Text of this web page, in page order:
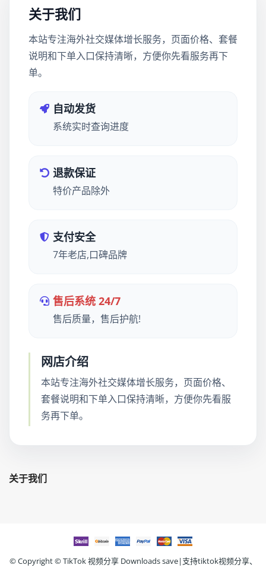
关于我们
本站专注海外社交媒体增长服务，页面价格、套餐
说明和下单入口保持清晰，方便你先看服务再下
单。
自动发货
系统实时查询进度
退款保证
特价产品除外
支付安全
7年老店,口碑品牌
售后系统 24/7
售后质量，售后护航!
网店介绍
本站专注海外社交媒体增长服务，页面价格、
套餐说明和下单入口保持清晰，方便你先看服
务再下单。
关于我们
© Copyright ©TikTok 视频分享 Downloads save|支持tiktok视频分享、